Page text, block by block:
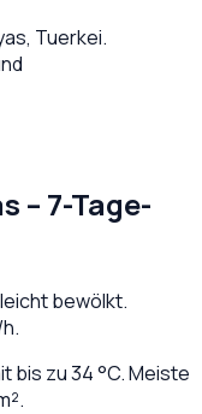
, Tuerkei.
– 7-Tage-
leicht bewölkt.
bis zu 34 °C. Meiste